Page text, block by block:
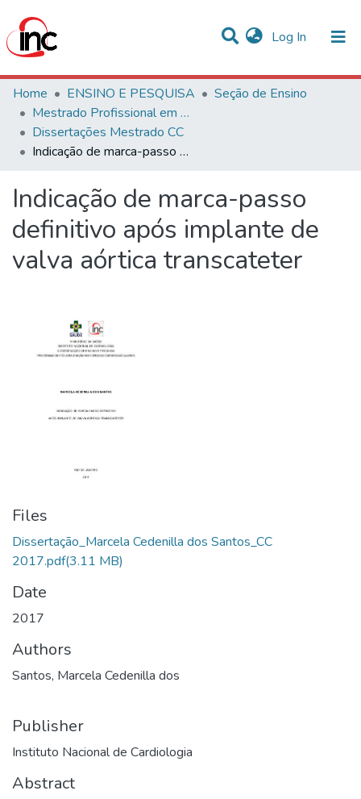
Log In (current)
Communities & Collections
Statistics
All of DSpace
Home ENSINO E PESQUISA
Seção de Ensino
Mestrado Profissional em Ciências Cardiovasculares
Dissertações Mestrado CC
Indicação de marca-passo definitivo após implante de valva aórtica transcateter
Indicação de marca-passo
definitivo após implante de
valva aórtica transcateter
Files
Dissertação_Marcela Cedenilla dos Santos_CC
2017.pdf(3.11 MB)
Date
2017
Authors
Santos, Marcela Cedenilla dos
Publisher
Instituto Nacional de Cardiologia
Abstract